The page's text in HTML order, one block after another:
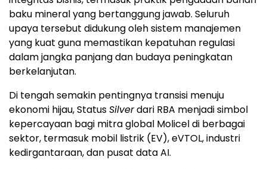
baku mineral yang bertanggung jawab. Seluruh
upaya tersebut didukung oleh sistem manajemen
yang kuat guna memastikan kepatuhan regulasi
dalam jangka panjang dan budaya peningkatan
berkelanjutan.
Di tengah semakin pentingnya transisi menuju
ekonomi hijau, StatusSilverdari RBA menjadi simbol
kepercayaan bagi mitra global Molicel di berbagai
sektor, termasuk mobil listrik (EV), eVTOL, industri
kedirgantaraan, dan pusat data AI.